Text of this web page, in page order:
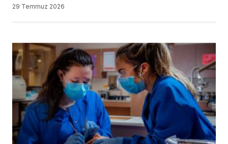
29 Temmuz 2026